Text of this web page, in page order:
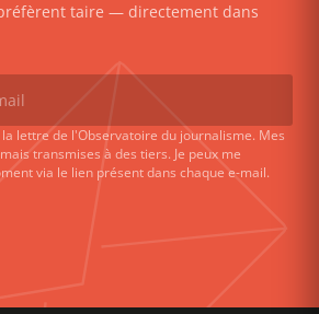
taire — directement dans
lettre de l'Observatoire du journalisme. Mes
transmises à des tiers. Je peux me
via le lien présent dans chaque e-mail.